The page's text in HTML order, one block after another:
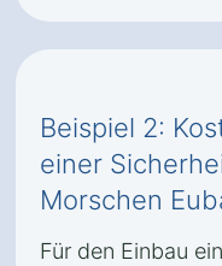
Beispiel 2:
einer
Morschen
Für den Einbau